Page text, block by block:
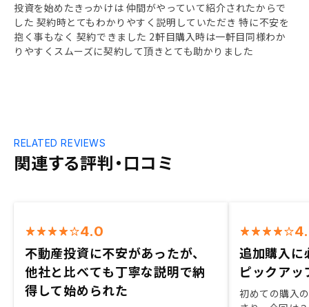
投資を始めたきっかけは 仲間がやっていて紹介されたからで
した 契約時とてもわかりやすく説明していただき 特に不安を
抱く事もなく 契約できました 2軒目購入時は一軒目同様わか
りやすくスムーズに契約して頂きとても助かりました
関連する評判・口コミ
RELATED REVIEWS
4.0
不動産投資に不安があったが、
他社と比べても丁寧な説明で納
得して始められた
追加購入に
ピックア
初めての購入